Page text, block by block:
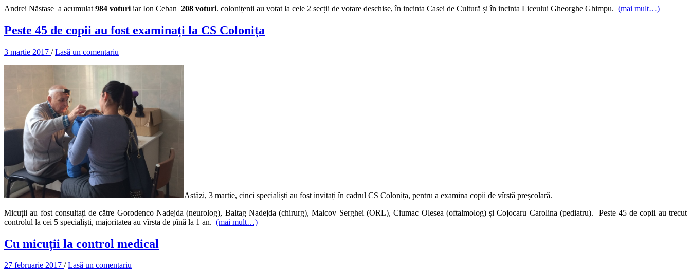
Andrei Năstase a acumulat 984 voturi iar Ion Ceban 208 voturi. colonițenii au votat la cele 2 secții de votare deschise, în incinta Casei de Cultură și în incinta Liceului Gheorghe Ghimpu. (mai mult…)
Peste 45 de copii au fost examinați la CS Colonița
3 martie 2017 /Lasă un comentariu
Astăzi, 3 martie, cinci specialiști au fost invitați în cadrul CS Colonița, pentru a examina copii de vîrstă preșcolară.
Micuții au fost consultați de către Gorodenco Nadejda (neurolog), Baltag Nadejda (chirurg), Malcov Serghei (ORL), Ciumac Olesea (oftalmolog) și Cojocaru Carolina (pediatru). Peste 45 de copii au trecut
controlul la cei 5 specialiști, majoritatea au vîrsta de pînă la 1 an. (mai mult…)
Cu micuții la control medical
27 februarie 2017 /Lasă un comentariu